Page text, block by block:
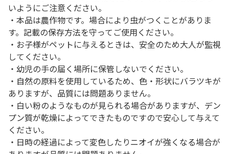
いようにご注意ください。
・本品は農作物です。場合により虫がつくことがありま
す。記載の保存方法を守ってご使用ください。
・お子様がペットに与えるときは、安全のため大人が監視
してください。
・幼児の手の届く場所に保管しないでください。
・自然の原料を使用しているため、色・形状にバラツキが
ありますが、品質には問題ありません。
・白い粉のようなものが見られる場合がありますが、デン
プン質が乾燥によってできたものですので安心して与えて
ください。
・日時の経過によって変色したりニオイが強くなる場合が